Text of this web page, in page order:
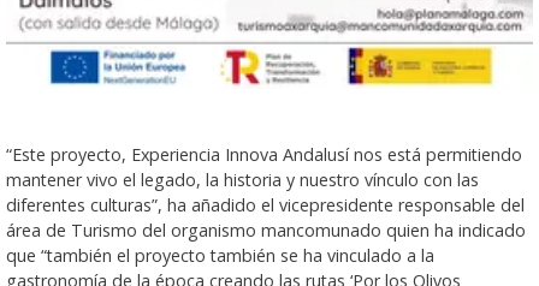
“Este proyecto, Experiencia Innova Andalusí nos está permitiendo
mantener vivo el legado, la historia y nuestro vínculo con las
diferentes culturas”, ha añadido el vicepresidente responsable del
área de Turismo del organismo mancomunado quien ha indicado
que “también el proyecto también se ha vinculado a la
gastronomía de la época creando las rutas ‘Por los Olivos